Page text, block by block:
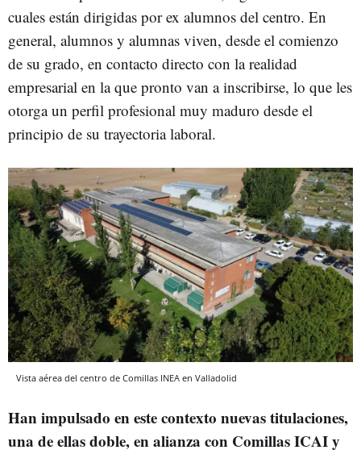
cuales están dirigidas por ex alumnos del centro. En
general, alumnos y alumnas viven, desde el comienzo
de su grado, en contacto directo con la realidad
empresarial en la que pronto van a inscribirse, lo que les
otorga un perfil profesional muy maduro desde el
principio de su trayectoria laboral.
Vista aérea del centro de Comillas INEA en Valladolid
Han impulsado en este contexto nuevas titulaciones,
una de ellas doble, en alianza con Comillas ICAI y